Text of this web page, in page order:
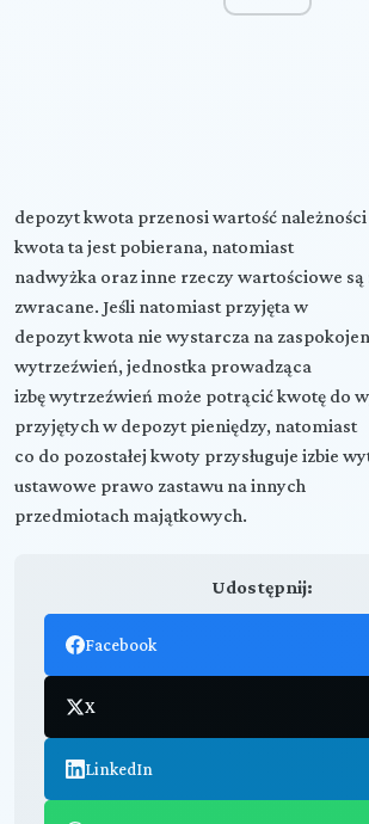
depozyt kwota przenosi wartość
kwota ta jest pobierana, natomiast
nadwyżka oraz inne rzeczy wartościowe
zwracane. Jeśli natomiast przyjęta w
depozyt kwota nie wystarcza na
wytrzeźwień, jednostka prowadząca
izbę wytrzeźwień może potrącić kwotę do
przyjętych w depozyt pieniędzy, natomiast
co do pozostałej kwoty przysługuje izbie
ustawowe prawo zastawu na innych
przedmiotach majątkowych.
Udostępnij:
Facebook
X
LinkedIn